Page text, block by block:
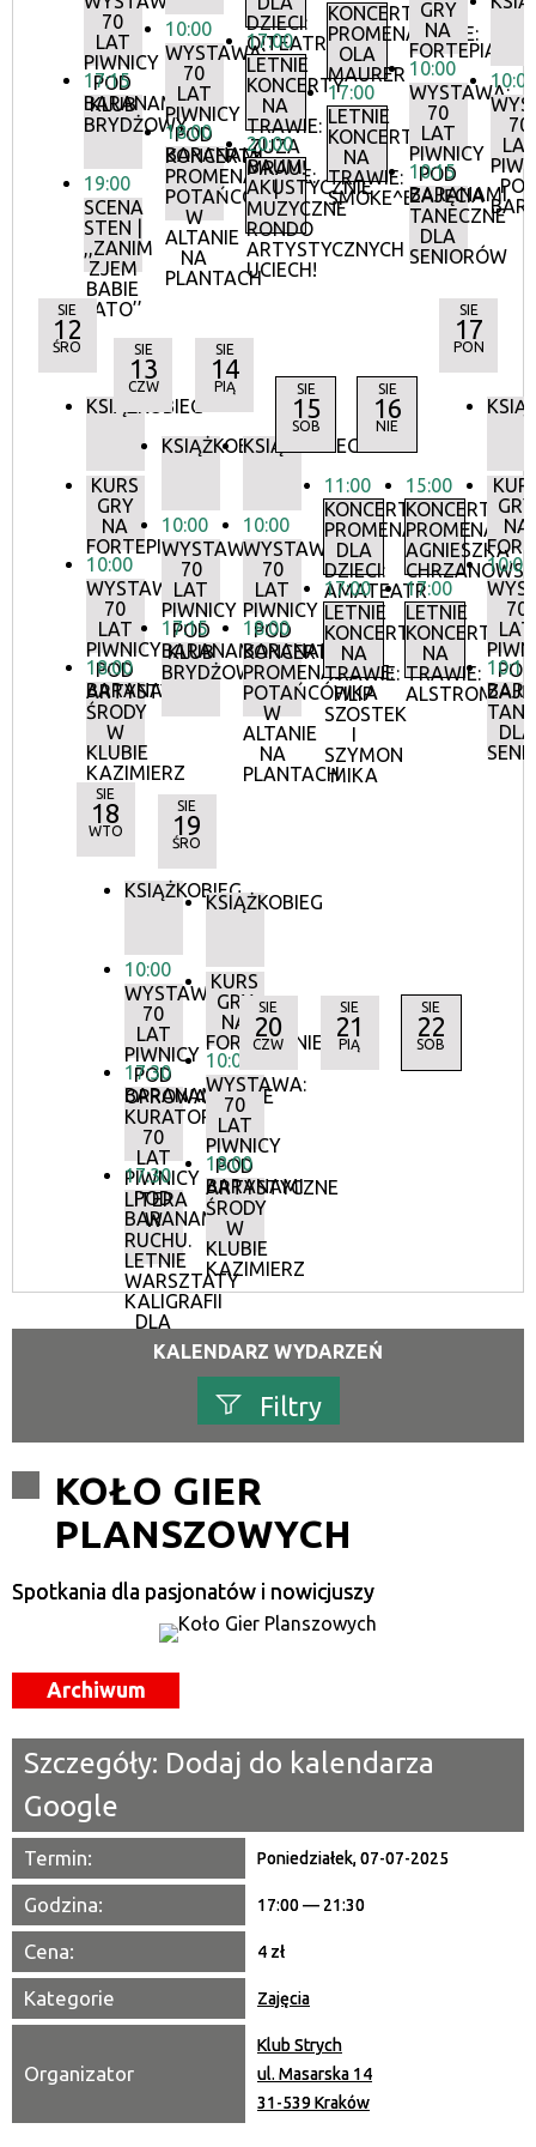
70
LAT
PIWNICY
POD
BARANAMI
17:15
KLUB
BRYDŻOWY
19:00
SCENA
STEN |
,,ZANIM
ZJEM
BABIE
LATO’’
10:00
WYSTAWA:
70
LAT
PIWNICY
POD
BARANAMI
18:00
KONCERTY
PROMENADOWE:
POTAŃCÓWKA
W
ALTANIE
NA
PLANTACH
DZIECI:
O!TEATR
17:00
LETNIE
KONCERTY
NA
TRAWIE:
ZUZA
BAUM
AKUSTYCZNIE
20:00
MRAU!
|
MUZYCZNE
RONDO
ARTYSTYCZNYCH
UCIECH!
KONCERTY
PROMENADOWE:
OLA
MAURER
17:00
LETNIE
KONCERTY
NA
TRAWIE:
SMOKE^BLUES
GRY
NA
FORTEPIANIE
10:00
WYSTAWA:
70
LAT
PIWNICY
POD
BARANAMI
10:15
ZAJĘCIA
TANECZNE
DLA
SENIORÓW
10:00
70
LAT
SIE
12
ŚRO
KSIĄŻKOBIEG
KURS
GRY
NA
FORTEPIANIE
10:00
WYSTAWA:
70
LAT
PIWNICY
POD
BARANAMI
18:00
ARTYSTYCZNE
ŚRODY
W
KLUBIE
KAZIMIERZ
SIE
13
CZW
KSIĄŻKOBIEG
10:00
WYSTAWA:
70
LAT
PIWNICY
POD
BARANAMI
17:15
KLUB
BRYDŻOWY
SIE
14
PIĄ
KSIĄŻKOBIEG
10:00
WYSTAWA:
70
LAT
PIWNICY
POD
BARANAMI
18:00
KONCERTY
PROMENADOWE:
POTAŃCÓWKA
W
ALTANIE
NA
PLANTACH
SIE
15
SOB
11:00
KONCERTY
PROMENADOWE
DLA
DZIECI:
AMATEATR
17:00
LETNIE
KONCERTY
NA
TRAWIE:
FILIP
SZOSTEK
I
SZYMON
MIKA
SIE
16
NIE
15:00
KONCERTY
AGNIESZKA
17:00
LETNIE
KONCERTY
NA
TRAWIE:
ALSTROMERIE
SIE
17
PON
GRY
NA
10:00
70
LAT
POD
10:15
DLA
SIE
18
WTO
KSIĄŻKOBIEG
10:00
WYSTAWA:
70
LAT
PIWNICY
POD
BARANAMI
17:30
OPROWADZANIE
KURATORSKIE:
70
LAT
PIWNICY
POD
BARANAMI
17:30
LITERA
W
RUCHU.
LETNIE
WARSZTATY
KALIGRAFII
DLA
DOROSŁYCH
SIE
19
ŚRO
KSIĄŻKOBIEG
KURS
GRY
NA
FORTEPIANIE
10:00
WYSTAWA:
70
LAT
PIWNICY
POD
BARANAMI
18:00
ARTYSTYCZNE
ŚRODY
W
KLUBIE
KAZIMIERZ
SIE
20
CZW
SIE
21
PIĄ
SIE
22
SOB
KALENDARZ WYDARZEŃ
Filtry
Kategoria
Trwające w zakresie
—
Organizator
KOŁO GIER
PLANSZOWYCH
Spotkania dla pasjonatów i nowicjuszy
Archiwum
Szczegóły: Dodaj do kalendarza
Google
Termin: Poniedziałek, 07-07-2025
Godzina: 17:00 — 21:30
Cena: 4 zł
Kategorie Zajęcia
Organizator
Klub Strych
ul. Masarska 14
31-539 Kraków